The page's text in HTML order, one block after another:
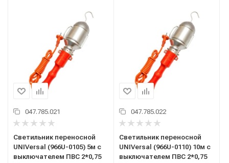
047.785.021
Светильник переносной
UNIVersal (966U-0105) 5м с
выключателем ПВС 2*0,75
047.785.022
Светильник переносной
UNIVersal (966U-0110) 10м с
выключателем ПВС 2*0,75